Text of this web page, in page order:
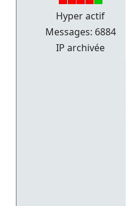
Hyper actif
Messages: 6884
IP archivée